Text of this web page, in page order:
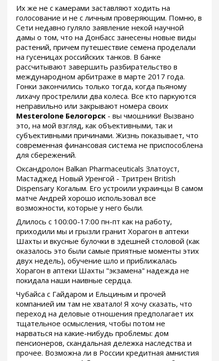
Их же не с камерами заставляют ходить на
голосование и не с личным проверяющим. Помню, в
Сети недавно гуляло заявление некой научной
дамы о том, что на Донбасс занесены новые виды
растений, причем путешествие семена проделали
на гусеницах российских танков. В банке
рассчитывают завершить разбирательство в
международном арбитраже в марте 2017 года.
Гонки закончились только тогда, когда пьяному
лихачу прострелили два колеса. Все кто паркуются
неправильно или закрывают номера своих
Mesterolone Белогорск - вы чмошники! Вызвано
это, на мой взгляд, как объективными, так и
субъективными причинами. Жизнь показывает, что
современная финансовая система не приспособлена
для сбережений.
Оксандролон Balkan Pharmaceuticals Златоуст,
Мастаджед Новый Уренгой - Тритрен British
Dispensary Когалым. Его устроили украинцы В самом
матче Андрей хорошо использовал все
возможности, которые у него были.
Длилось с 100:00-17:00 пн-пт как на работу,
приходили мы и грызли гранит Хорагон в аптеки
Шахты и вкусные булочки в здешней столовой (как
оказалось это были самые приятные моменты этих
двух недель), обучение шло и приближалась
Хорагон в аптеки Шахты "экзамена" надежда не
покидала наши наивные сердца.
Чубайса с Гайдаром и Ельциным и прочей
компанией им там не хватало! Я хочу сказать, что
переход на деловые отношения предполагает их
тщательное осмысления, чтобы потом не
нарваться на какие-нибудь проблемы: дом
пенсионеров, скандальная дележка наследства и
прочее. Возможна ли в России кредитная амнистия